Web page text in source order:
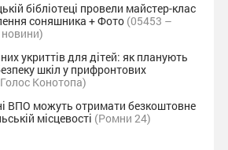
бібліотеці провели майстер-клас
соняшника + Фото (05453 –
укриттів для дітей: як планують
шкіл у прифронтових
Конотопа)
ВПО можуть отримати безкоштовне
місцевості (Ромни 24)